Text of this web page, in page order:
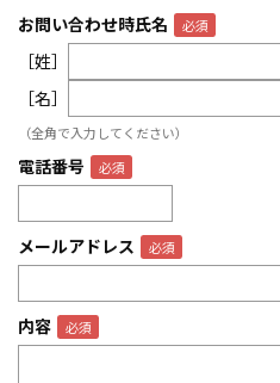
お問い合わせ時氏名
［姓］
［名］
（全角で入力してください）
電話番号
メールアドレス
内容